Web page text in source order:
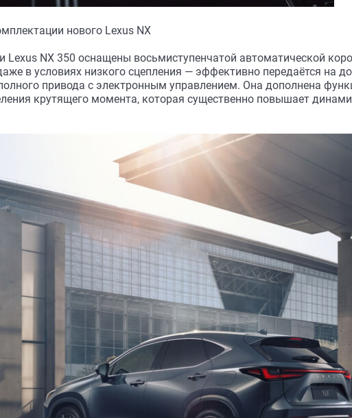
нового Lexus NX
Lexus NX 350 оснащены восьмиступенчатой автоматической
в условиях низкого сцепления — эффективно передаётся на
привода с электронным управлением. Она дополнена
крутящего момента, которая существенно повышает